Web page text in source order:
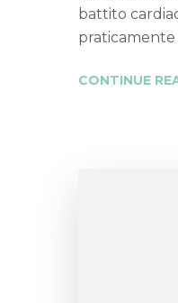
battito
praticamente
CONTINUE